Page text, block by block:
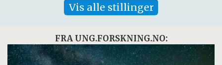
Vis alle stillinger
FRA UNG.FORSKNING.NO: